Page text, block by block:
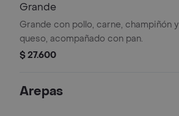
Grande
Grande con pollo, carne, champiñón y
queso, acompañado con pan.
$ 27.600
Arepas